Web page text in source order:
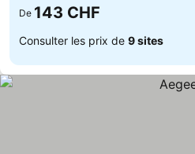
De 143 CHF
Consulter les prix de 9 sites